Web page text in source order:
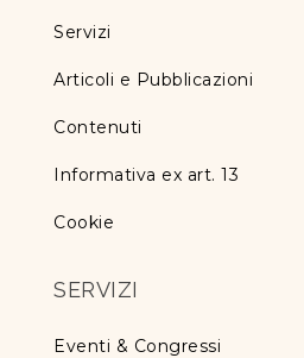
Servizi
Articoli e Pubblicazioni
Contenuti
Informativa ex art. 13
Cookie
SERVIZI
Eventi & Congressi